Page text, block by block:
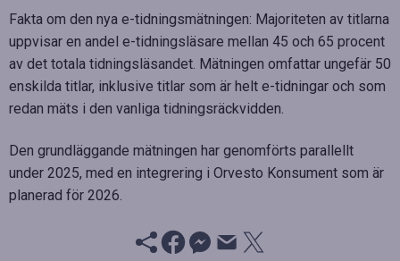
Fakta om den nya e-tidningsmätningen: Majoriteten av titlarna
uppvisar en andel e-tidningsläsare mellan 45 och 65 procent
av det totala tidningsläsandet. Mätningen omfattar ungefär 50
enskilda titlar, inklusive titlar som är helt e-tidningar och som
redan mäts i den vanliga tidningsräckvidden.
Den grundläggande mätningen har genomförts parallellt
under 2025, med en integrering i Orvesto Konsument som är
planerad för 2026.